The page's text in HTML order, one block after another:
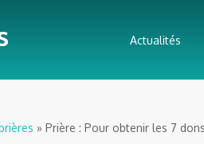
Actualités
» Prière : Pour obtenir les 7